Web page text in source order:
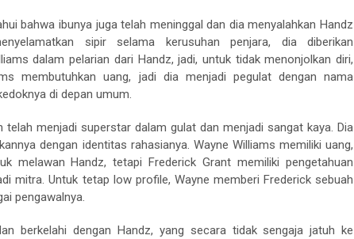
bahwa ibunya juga telah meninggal dan dia menyalahkan Handz
sipir selama kerusuhan penjara, dia diberikan
dalam pelarian dari Handz, jadi, untuk tidak menonjolkan diri,
membutuhkan uang, jadi dia menjadi pegulat dengan nama
di depan umum.
telah menjadi superstar dalam gulat dan menjadi sangat kaya. Dia
dengan identitas rahasianya. Wayne Williams memiliki uang,
melawan Handz, tetapi Frederick Grant memiliki pengetahuan
mitra. Untuk tetap low profile, Wayne memberi Frederick sebuah
pengawalnya.
berkelahi dengan Handz, yang secara tidak sengaja jatuh ke